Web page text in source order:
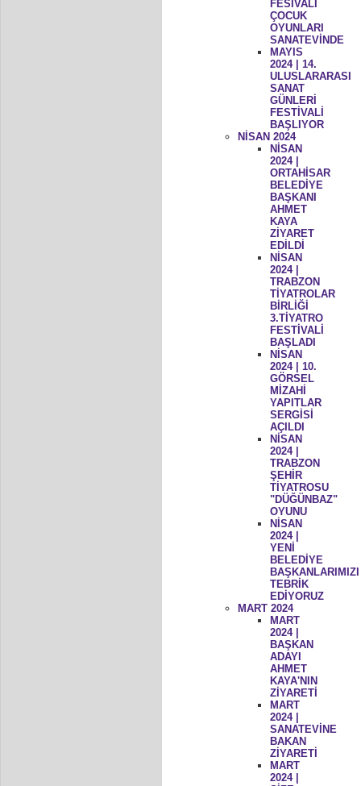
FESİVALİ
ÇOCUK
OYUNLARI
SANATEVİNDE
MAYIS
2024 | 14.
ULUSLARARASI
SANAT
GÜNLERİ
FESTİVALİ
BAŞLIYOR
NİSAN 2024
NİSAN
2024 |
ORTAHİSAR
BELEDİYE
BAŞKANI
AHMET
KAYA
ZİYARET
EDİLDİ
NİSAN
2024 |
TRABZON
TİYATROLAR
BİRLİĞİ
3.TİYATRO
FESTİVALİ
BAŞLADI
NİSAN
2024 | 10.
GÖRSEL
MİZAHİ
YAPITLAR
SERGİSİ
AÇILDI
NİSAN
2024 |
TRABZON
ŞEHİR
TİYATROSU
"DÜĞÜNBAZ"
OYUNU
NİSAN
2024 |
YENİ
BELEDİYE
BAŞKANLARIMIZI
TEBRİK
EDİYORUZ
MART 2024
MART
2024 |
BAŞKAN
ADAYI
AHMET
KAYA'NIN
ZİYARETİ
MART
2024 |
SANATEVİNE
BAKAN
ZİYARETİ
MART
2024 |